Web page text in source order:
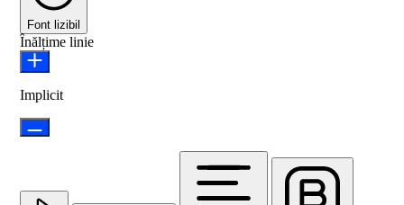
Font lizibil
Înălțime linie
Implicit